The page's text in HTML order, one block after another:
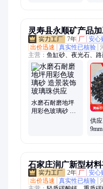
灵寿县永顺矿产品
7年 厂 安心
出价迅速
真实性已核验
主营： 鱼缸砂、夜光石、
石、雨花石、洗米石、水
石英砂、烘干砂、保温砂
光粉、天然彩砂、染色彩
水磨石耐磨地坪
用彩色玻璃砂 造
供
石家庄润广新型材料
2年 厂 安心
出价迅速
真实性已核验